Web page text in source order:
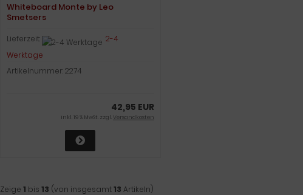
Whiteboard Monte by Leo
Smetsers
Lieferzeit:
2-4
Werktage
Artikelnummer: 2274
42,95 EUR
inkl. 19 % MwSt. zzgl.Versandkosten
Zeige 1 bis 13 (von insgesamt13 Artikeln)